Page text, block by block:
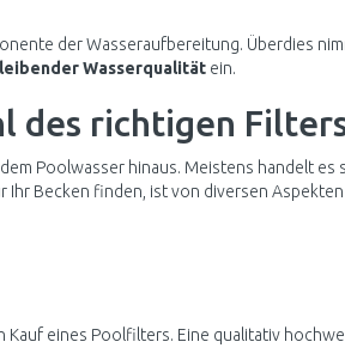
der Wasseraufbereitung. Überdies
Wasserqualitätein.
des richtigen
Poolwasser hinaus. Meistens handelt es
Becken finden, ist von diversen
eines Poolfilters. Eine qualitativ